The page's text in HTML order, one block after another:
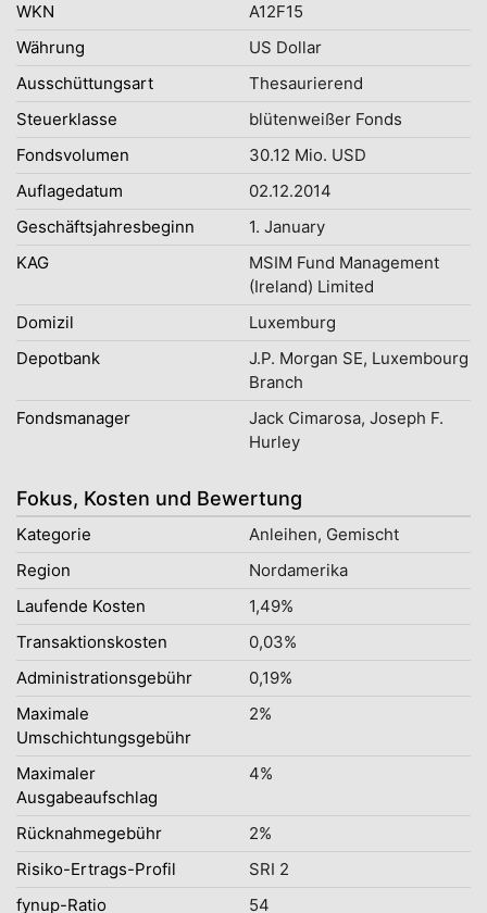
WKN
A12F15
Währung
US Dollar
Ausschüttungsart
Thesaurierend
Steuerklasse
blütenweißer Fonds
Fondsvolumen
30.12 Mio. USD
Auflagedatum
02.12.2014
Geschäftsjahresbeginn
1. January
KAG
MSIM Fund Management
(Ireland) Limited
Domizil
Luxemburg
Depotbank
J.P. Morgan SE, Luxembourg
Branch
Fondsmanager
Jack Cimarosa, Joseph F.
Hurley
Fokus, Kosten und Bewertung
Kategorie
Anleihen, Gemischt
Region
Nordamerika
Laufende Kosten
1,49%
Transaktionskosten
0,03%
Administrationsgebühr
0,19%
Maximale
Umschichtungsgebühr
2%
Maximaler
Ausgabeaufschlag
4%
Rücknahmegebühr
2%
Risiko-Ertrags-Profil
SRI 2
fynup-Ratio
54